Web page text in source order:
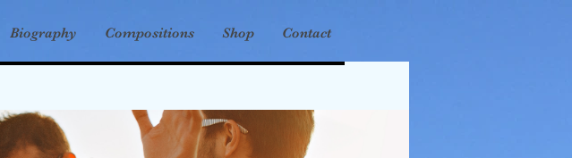
Biography Compositions Shop Contact